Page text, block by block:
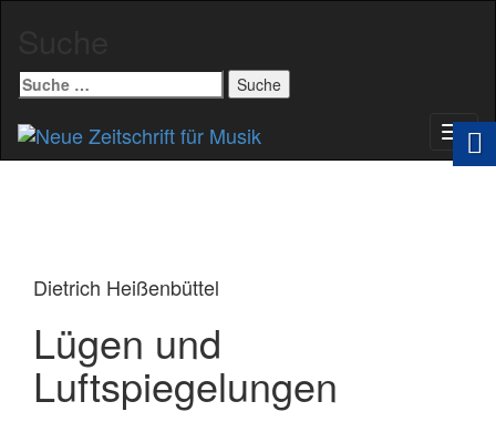
Suche
nach:
Dietrich Heißenbüttel
Lügen und
Luftspiegelungen